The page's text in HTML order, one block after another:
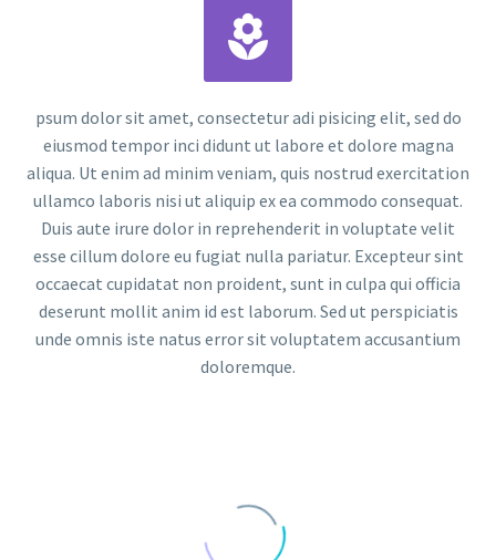


psum dolor sit amet, consectetur adi pisicing elit, sed do
eiusmod tempor inci didunt ut labore et dolore magna
aliqua. Ut enim ad minim veniam, quis nostrud exercitation
ullamco laboris nisi ut aliquip ex ea commodo consequat.
Duis aute irure dolor in reprehenderit in voluptate velit
esse cillum dolore eu fugiat nulla pariatur. Excepteur sint
occaecat cupidatat non proident, sunt in culpa qui officia
deserunt mollit anim id est laborum. Sed ut perspiciatis
unde omnis iste natus error sit voluptatem accusantium
doloremque.